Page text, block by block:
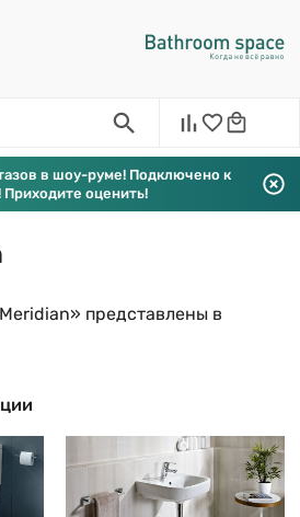
в шоу-руме! Подключено к
Приходите оценить!
представлены в